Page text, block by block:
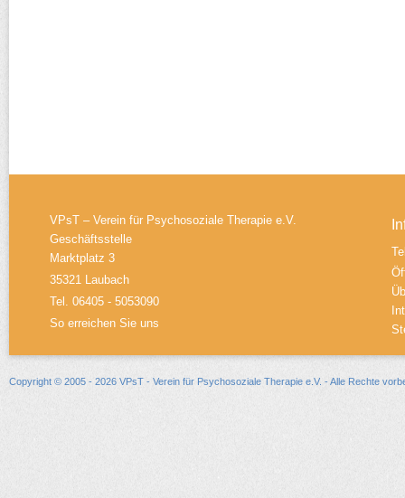
VPsT – Verein für Psychosoziale Therapie e.V.
Geschäftsstelle
Marktplatz 3
35321 Laubach
Tel. 06405 - 5053090
So erreichen Sie uns
Copyright © 2005 - 2026 VPsT - Verein für Psychosoziale Therapie e.V. - Alle Rechte